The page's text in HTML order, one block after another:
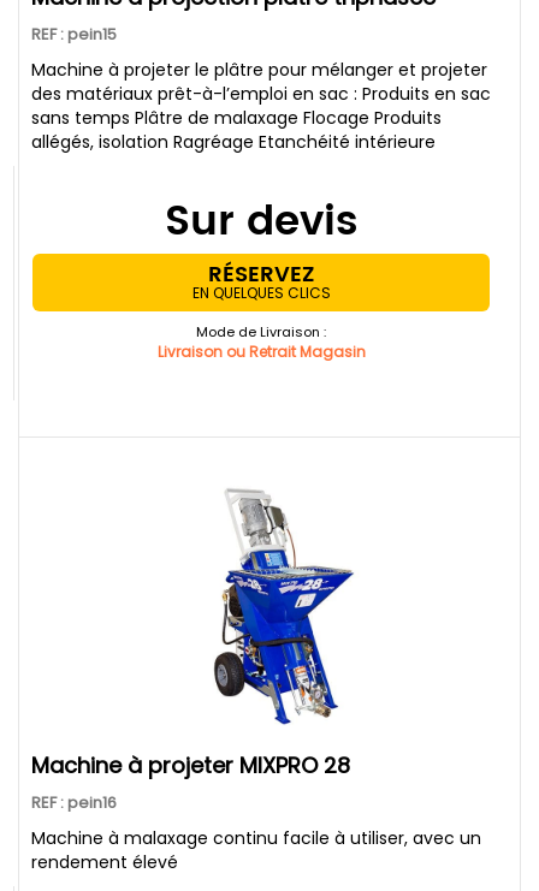
REF : pein15
Machine à projeter le plâtre pour mélanger et projeter
des matériaux prêt-à-l’emploi en sac : Produits en sac
sans temps Plâtre de malaxage Flocage Produits
allégés, isolation Ragréage Etanchéité intérieure
Sur devis
RÉSERVEZ
EN QUELQUES CLICS
Mode de Livraison :
Livraison ou Retrait Magasin
Machine à projeter MIXPRO 28
REF : pein16
Machine à malaxage continu facile à utiliser, avec un
rendement élevé